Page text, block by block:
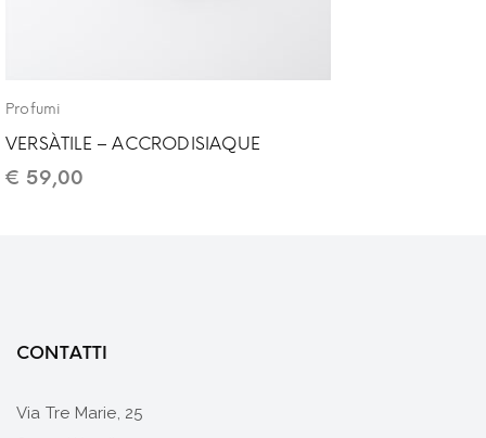
Profumi
VERSÀTILE – ACCRODISIAQUE
€ 59,00
CONTATTI
Via Tre Marie, 25